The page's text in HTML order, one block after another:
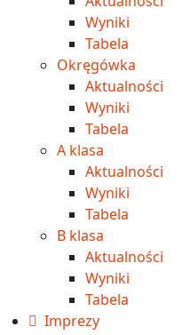
Wyniki
Tabela
Okręgówka
Aktualności
Wyniki
Tabela
A klasa
Aktualności
Wyniki
Tabela
B klasa
Aktualności
Wyniki
Tabela
Imprezy